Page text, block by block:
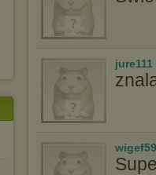
jure111